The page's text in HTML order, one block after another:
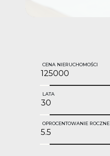
CENA NIERUCHOMOŚCI
LATA
OPROCENTOWANIE ROCZNE